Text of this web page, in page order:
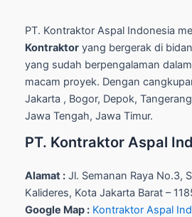
PT. Kontraktor Aspal Indonesia
Kontraktor yang bergerak di
yang sudah berpengalaman
macam proyek. Dengan
Jakarta , Bogor, Depok,
Jawa Tengah, Jawa Timur.
PT. Kontraktor Aspal
Alamat : Jl. Semanan Raya No.3,
Kalideres, Kota Jakarta Barat –
Google Map : Kontraktor Aspal